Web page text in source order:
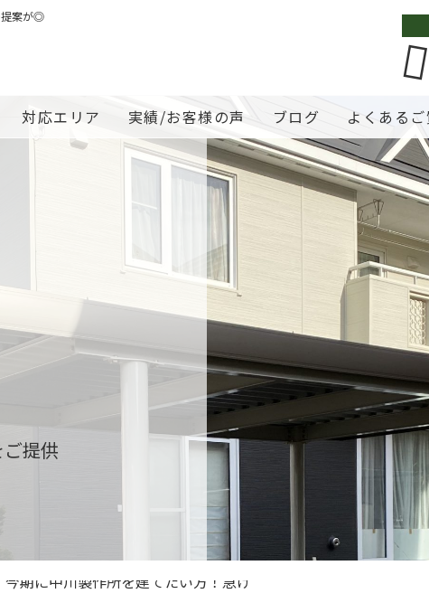
提案が◎
対応エリア 実績/お客様の声 ブログ よくあるご
提供
鉄骨階段修理の必要性とその手順を解説
今期に中川製作所を建てたい方！急げ
アパートの階段修理は職人軍団サークルフェローにお任せ下さい